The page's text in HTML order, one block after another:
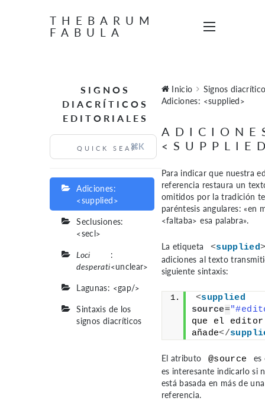
THEBARUM
FABULA
SIGNOS
DIACRÍTICOS
EDITORIALES
⌘K
Adiciones:
<supplied>
Seclusiones:
<secl>
Loci
desperati
:
<unclear>
Lagunas: <gap/>
Sintaxis de los
signos diacríticos
Inicio
Signos
Adiciones: <supplied>
Para indicar que nuestra
referencia restaura un
omitidos por la tradición
paréntesis angulares: «en
<faltaba> esa palabra».
La etiqueta <supplied
adiciones al texto
siguiente sintaxis:
<supplied
source=
que el editor
añade</
El atributo @source
es
es interesante indicarlo si
está basada en más de
referencia.